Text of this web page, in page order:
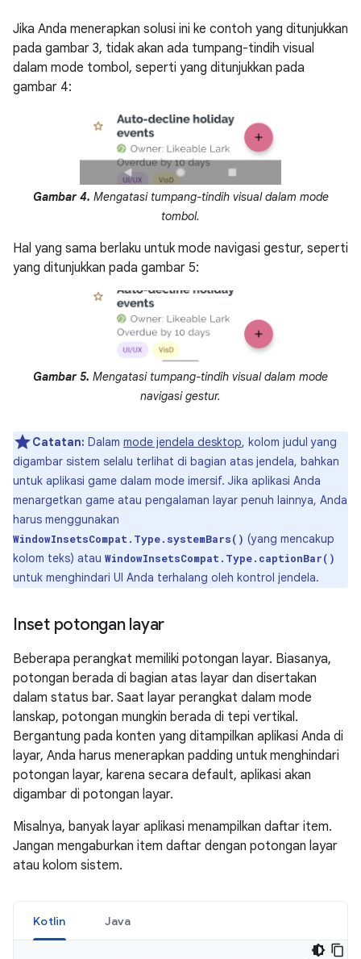
Jika Anda menerapkan solusi ini ke contoh yang ditunjukkan
pada gambar 3, tidak akan ada tumpang-tindih visual
dalam mode tombol, seperti yang ditunjukkan pada
gambar 4:
Gambar 4. Mengatasi tumpang-tindih visual dalam mode
tombol.
Hal yang sama berlaku untuk mode navigasi gestur, seperti
yang ditunjukkan pada gambar 5:
Gambar 5. Mengatasi tumpang-tindih visual dalam mode
navigasi gestur.
Catatan: Dalam mode jendela desktop, kolom judul yang
digambar sistem selalu terlihat di bagian atas jendela, bahkan
untuk aplikasi game dalam mode imersif. Jika aplikasi Anda
menargetkan game atau pengalaman layar penuh lainnya, Anda
harus menggunakan
WindowInsetsCompat.Type.systemBars() (yang mencakup
kolom teks) atau WindowInsetsCompat.Type.captionBar()
untuk menghindari UI Anda terhalang oleh kontrol jendela.
Inset potongan layar
Beberapa perangkat memiliki potongan layar. Biasanya,
potongan berada di bagian atas layar dan disertakan
dalam status bar. Saat layar perangkat dalam mode
lanskap, potongan mungkin berada di tepi vertikal.
Bergantung pada konten yang ditampilkan aplikasi Anda di
layar, Anda harus menerapkan padding untuk menghindari
potongan layar, karena secara default, aplikasi akan
digambar di potongan layar.
Misalnya, banyak layar aplikasi menampilkan daftar item.
Jangan mengaburkan item daftar dengan potongan layar
atau kolom sistem.
Kotlin Java